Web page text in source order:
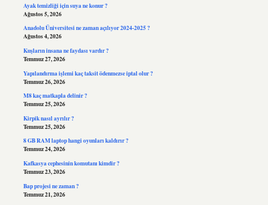
Ayak temizliği için suya ne konur ?
Ağustos 5, 2026
Anadolu Üniversitesi ne zaman açılıyor 2024-2025 ?
Ağustos 4, 2026
Kuşların insana ne faydası vardır ?
Temmuz 27, 2026
Yapılandırma işlemi kaç taksit ödenmezse iptal olur ?
Temmuz 26, 2026
M8 kaç matkapla delinir ?
Temmuz 25, 2026
Kirpik nasıl ayrılır ?
Temmuz 25, 2026
8 GB RAM laptop hangi oyunları kaldırır ?
Temmuz 24, 2026
Kafkasya cephesinin komutanı kimdir ?
Temmuz 23, 2026
Bap projesi ne zaman ?
Temmuz 21, 2026